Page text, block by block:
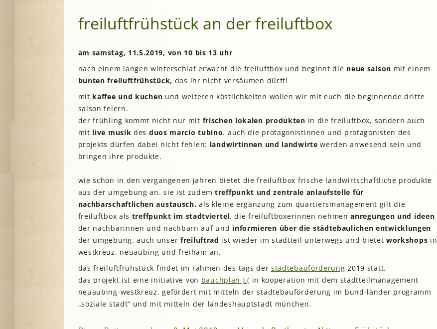
freiluftfrühstück an der freiluftbox
am samstag, 11.5.2019, von 10 bis 13 uhr
nach einem langen winterschlaf erwacht die freiluftbox und beginnt die neue saison mit einem
bunten freiluftfrühstück, das ihr nicht versäumen dürft!
mit kaffee und kuchen und weiteren köstlichkeiten wollen wir mit euch die beginnende dritte
saison feiern.
der frühling kommt nicht nur mit frischen lokalen produkten in die freiluftbox, sondern auch
mit live musikdes duos marcio tubino. auch die protagonistinnen und protagonisten des
projekts dürfen dabei nicht fehlen: landwirtinnen und landwirtewerden anwesend sein und
bringen ihre produkte.
wie schon in den vergangenen jahren bietet die freiluftbox frische landwirtschaftliche produkte
aus der umgebung an. sie ist zudem treffpunkt und zentrale anlaufstelle für
nachbarschaftlichen austausch. als kleine ergänzung zum quartiersmanagement gilt die
freiluftbox als treffpunkt im stadtviertel. die freiluftboxerinnen nehmenanregungen und ideen
der nachbarinnen und nachbarn auf und informieren über die städtebaulichen entwicklungen
der umgebung. auch unser freiluftrad ist wieder im stadtteil unterwegs und bietet workshops in
westkreuz, neuaubing und freiham an.
das freiluftfrühstück findet im rahmen des tags der städtebauförderung 2019 statt.
das projekt ist eine initiative von bauchplan ).( in kooperation mit dem stadtteilmanagement
neuaubing-westkreuz. gefördert mit mitteln der städtebauförderung im bund-länder programm
„soziale stadt“ und mit mitteln der landeshauptstadt münchen.